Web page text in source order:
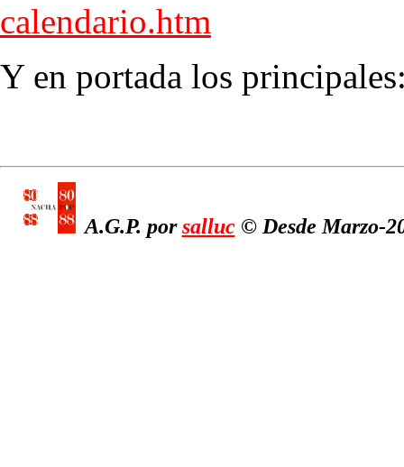
calendario.htm
Y en portada los
A.G.P. porsalluc© Desde Marzo-